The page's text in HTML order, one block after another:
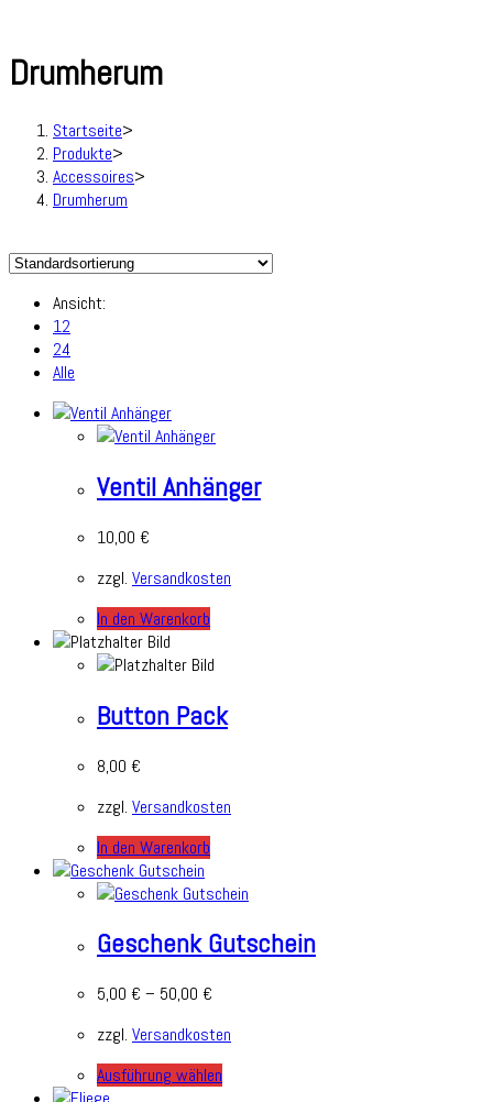
Drumherum
Startseite>
Produkte>
Accessoires>
Drumherum
Ansicht:
12
24
Alle
Ventil Anhänger
10,00 €
zzgl. Versandkosten
In den Warenkorb
Button Pack
8,00 €
zzgl. Versandkosten
In den Warenkorb
Geschenk Gutschein
5,00 € – 50,00 €
zzgl. Versandkosten
Ausführung wählen